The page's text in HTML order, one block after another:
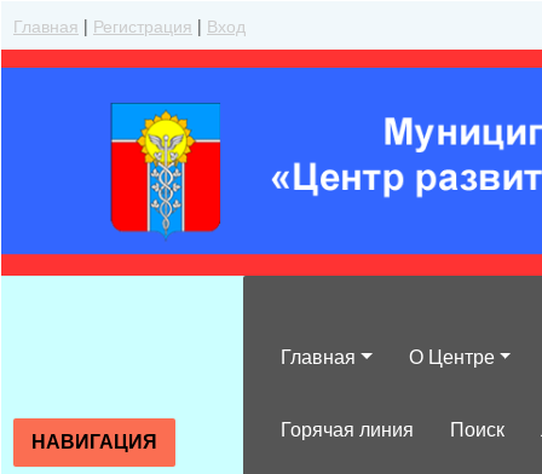
Главная | Регистрация | Вход
Главная О Центре
Горячая линия Поиск
НАВИГАЦИЯ